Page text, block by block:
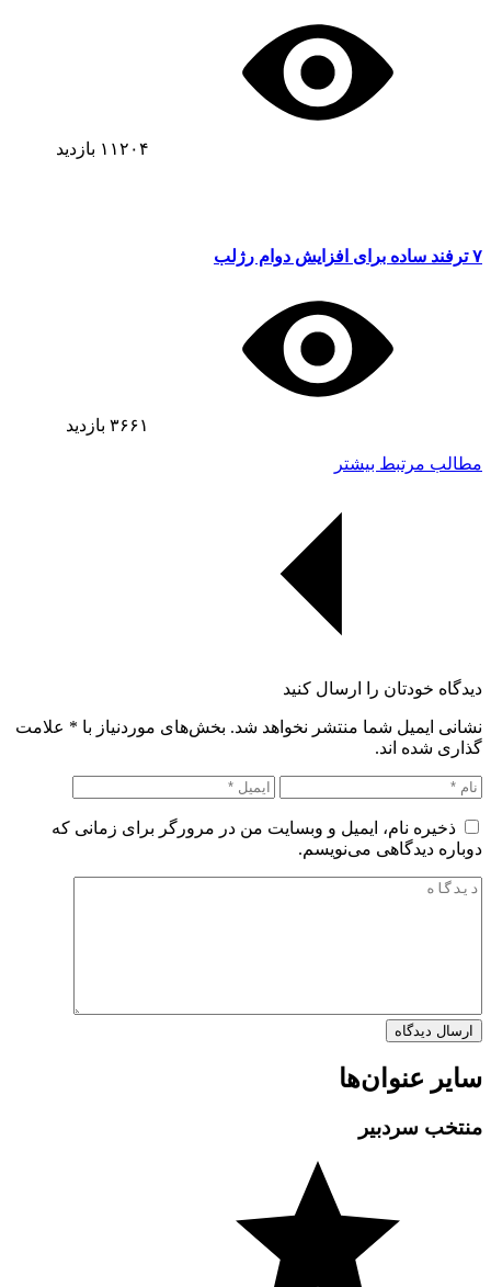
۱۱۲۰۴ بازدید
۷ ترفند ساده برای افزایش دوام رژلب
۳۶۶۱ بازدید
مطالب مرتبط بیشتر
دیدگاه خودتان را ارسال کنید
نشانی ایمیل شما منتشر نخواهد شد. بخش‌های موردنیاز با * علامت
گذاری شده اند.
ذخیره نام، ایمیل و وبسایت من در مرورگر برای زمانی که
دوباره دیدگاهی می‌نویسم.
سایر عنوان‌ها
منتخب سردبیر